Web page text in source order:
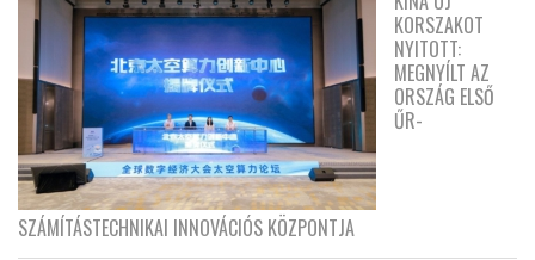
KORSZAKOT
NYITOTT:
MEGNYÍLT AZ
ORSZÁG ELSŐ
ŰR-
SZÁMÍTÁSTECHNIKAI INNOVÁCIÓS KÖZPONTJA